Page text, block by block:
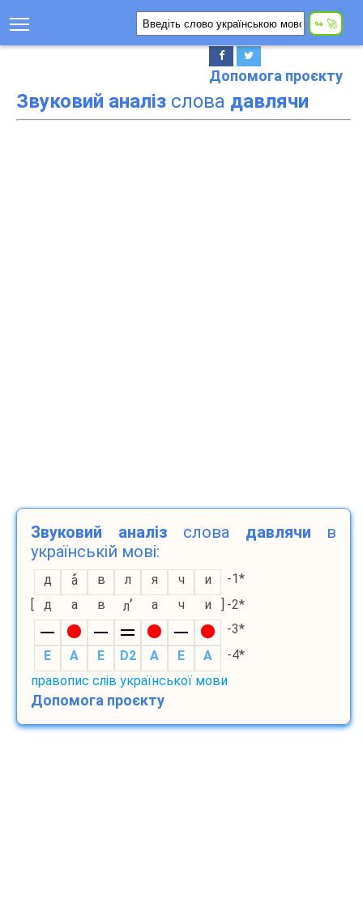
Допомога проєкту
Звуковий аналіз слова давлячи
Звуковий аналіз слова давлячи в
українській мові:
д а в л я ч и
-1*
[
д а в л’ а ч и ] -2*
-3*
E
A E D2 A E A
-4*
правопис слів української мови
Допомога проєкту